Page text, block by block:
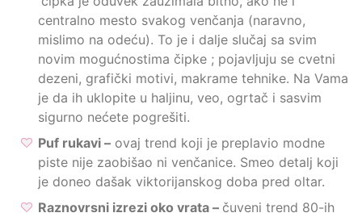
centralno mesto svakog venčanja (naravno,
mislimo na odeću). To je i dalje slučaj sa svim
novim mogućnostima čipke ; pojavljuju se cvetni
dezeni, grafički motivi, makrame tehnike. Na Vama
je da ih uklopite u haljinu, veo, ogrtač i sasvim
sigurno nećete pogrešiti.
Puf rukavi – ovaj trend koji je preplavio modne
piste nije zaobišao ni venčanice. Smeo detalj koji
je doneo dašak viktorijanskog doba pred oltar.
Raznovrsni izrezi oko vrata – čuveni trend 80-ih